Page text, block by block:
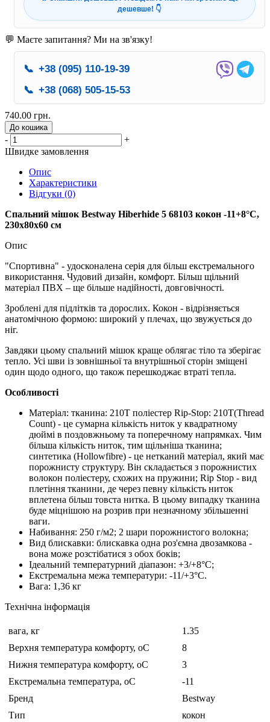
дешевше! 👇
💬 Маєте запитання? Ми на зв'язку!
📞 +38 (095) 110-19-39
📞 +38 (068) 505-15-53
740.00 грн.
До кошика
-
+
Швидке замовлення
Опис
Характеристики
Відгуки (0)
Спальний мішок Bestway Hiberhide 5 68103 кокон -11+8°С,
230х80х60 см
Опис
"Спортивна" - удосконалена серія для більш екстремального
використання. Чудовий дизайн, комфорт. Більш щільний
матеріал ПВХ – ще більше надійності, довговічності.
Зроблені для підлітків та дорослих. Кокон - відрізняється
анатомічною формою: широкий у плечах, що звужується до
ніг.
Завдяки цьому спальний мішок краще облягає тіло та зберігає
тепло. Усі шви із зовнішньої та внутрішньої сторін зміщені
один щодо одного, що також перешкоджає втраті тепла.
Особливості
Матеріал: тканина: 210T поліестер Rip-Stop: 210T(Thread
Count) - це сумарна кількість ниток у квадратному
дюймі в поздовжньому та поперечному напрямках. Чим
більша кількість ниток, тим щільніша тканина;
синтетика (Hollowfibre) - це нетканий матеріал, який має
порожнисту структуру. Він складається з порожнистих
волокон поліестеру, схожих на пружини; Rip Stop - вид
плетіння тканини, де через певну кількість ниток
вплетена більш товста нитка. В цьому випадку тканина
буде міцнішою на розрив при незначному збільшенні
ваги.
Набивання: 250 г/м2; 2 шари порожнистого волокна;
Вид блискавки: блискавка одна роз'ємна двозамкова -
вона може розстібатися з обох боків;
Ідеальний температурний діапазон: +3/+8°C;
Екстремальна межа температури: -11/+3°C.
Вага: 1,36 кг
Технічна інформація
вага, кг
1.35
Верхня температура комфорту, оC
8
Нижня температура комфорту, оC
3
Екстремальна температура, оC
-11
Бренд
Bestway
Тип
кокон